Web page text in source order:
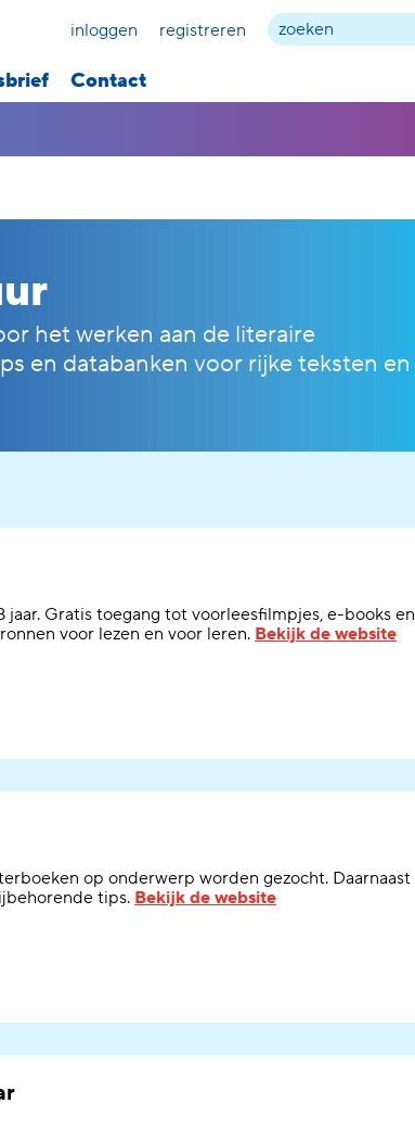
inloggen registreren
Contact
het werken aan de literaire
en databanken voor rijke teksten en
Gratis toegang tot voorleesfilmpjes, e-books en
voor lezen en voor leren. Bekijk de website
op onderwerp worden gezocht. Daarnaast
tips. Bekijk de website